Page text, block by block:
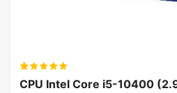
CPU Intel Core i5-10400